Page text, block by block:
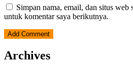
Simpan nama, email, dan situs web
untuk komentar saya berikutnya.
Archives